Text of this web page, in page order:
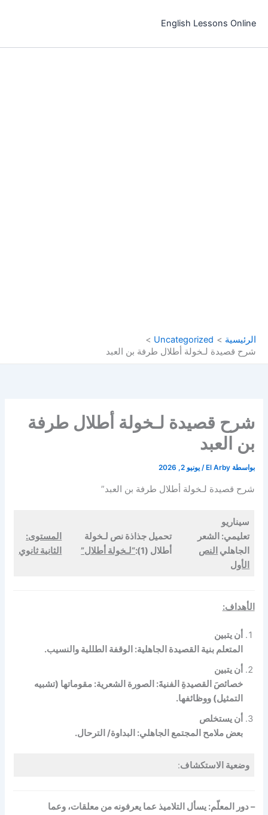
إلىEnglish Lessons Online
الرئيسية
Uncategorized
شرح قصيدة لـخولة أطلال طرفة بن العبد
شرح قصيدة لـخولة أطلال طرفة
بن العبد
بواسطة El Arby
/يونيو 2, 2026
شرح قصيدة لـخولة أطلال طرفة بن العبد”
سيناريو
تعليمي: الشعر
الجاهلي النص
الأول
تحميل جذاذة نص لـخولة
أطلال (1):
“لـخولة أطلال”
المستوى:
الثانية ثانوي
الأهداف:
أن يتبين
المتعلم بنية القصيدة الجاهلية: الوقفة الطللية والنسيب.
أن يتبين
خصائصَ القصيدةِ الفنيةَ: الصورة الشعرية: مقوماتها (تشبيه
التمثيل) ووظائفها.
أن يستخلص
بعض ملامح المجتمع الجاهلي: البداوة/ الترحال.
وضعية الاستكشاف:
– دور المعلّم: يسأل التلاميذ عما يعرفونه من معلقات، وعما